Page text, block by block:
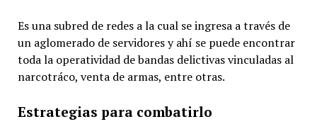
Es una subred de redes a la cual se ingresa a través de
un aglomerado de servidores y ahí se puede encontrar
toda la operatividad de bandas delictivas vinculadas al
narcotráco, venta de armas, entre otras.
Estrategias para combatirlo